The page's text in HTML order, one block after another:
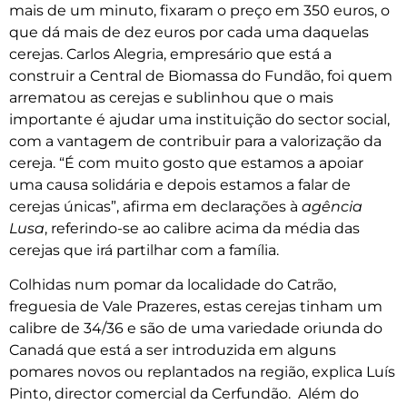
mais de um minuto, fixaram o preço em 350 euros, o
que dá mais de dez euros por cada uma daquelas
cerejas. Carlos Alegria, empresário que está a
construir a Central de Biomassa do Fundão, foi quem
arrematou as cerejas e sublinhou que o mais
importante é ajudar uma instituição do sector social,
com a vantagem de contribuir para a valorização da
cereja. “É com muito gosto que estamos a apoiar
uma causa solidária e depois estamos a falar de
cerejas únicas”, afirma em declarações à agência
Lusa, referindo-se ao calibre acima da média das
cerejas que irá partilhar com a família.
Colhidas num pomar da localidade do Catrão,
freguesia de Vale Prazeres, estas cerejas tinham um
calibre de 34/36 e são de uma variedade oriunda do
Canadá que está a ser introduzida em alguns
pomares novos ou replantados na região, explica Luís
Pinto, director comercial da Cerfundão. Além do